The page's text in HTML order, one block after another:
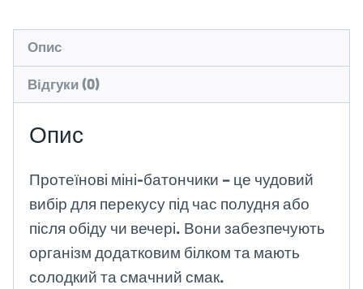
Опис
Відгуки (0)
Опис
Протеїнові міні-батончики – це чудовий
вибір для перекусу під час полудня або
після обіду чи вечері. Вони забезпечують
організм додатковим білком та мають
солодкий та смачний смак.